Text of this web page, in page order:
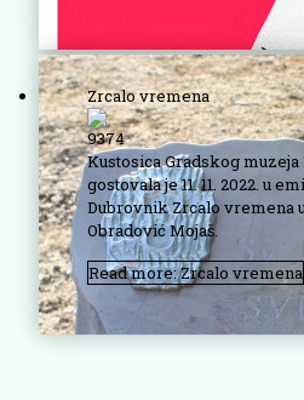
Zrcalo vremena
9374
Kustosica Gradskog
gostovala je 11. 11. 2022. u
Dubrovnik Zrcalo vremena
Obradović Mojaš.
Read more: Zrcalo vremena